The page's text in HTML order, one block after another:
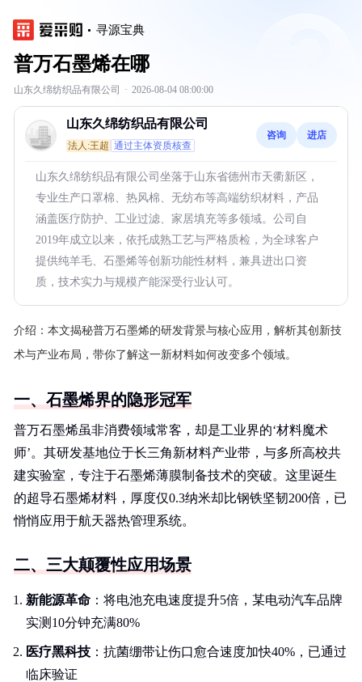
寻源宝典
普万石墨烯在哪
山东久绵纺织品有限公司 · 2026-08-04 08:00:00
山东久绵纺织品有限公司
法人:王超 通过主体资质核查
咨询 进店
山东久绵纺织品有限公司坐落于山东省德州市天衢新区，
专业生产口罩棉、热风棉、无纺布等高端纺织材料，产品
涵盖医疗防护、工业过滤、家居填充等多领域。公司自
2019年成立以来，依托成熟工艺与严格质检，为全球客户
提供纯羊毛、石墨烯等创新功能性材料，兼具进出口资
质，技术实力与规模产能深受行业认可。
介绍： 本文揭秘普万石墨烯的研发背景与核心应用，解析其创新技
术与产业布局，带你了解这一新材料如何改变多个领域。
一、石墨烯界的隐形冠军
普万石墨烯虽非消费领域常客，却是工业界的‘材料魔术
师’。其研发基地位于长三角新材料产业带，与多所高校共
建实验室，专注于石墨烯薄膜制备技术的突破。这里诞生
的超导石墨烯材料，厚度仅0.3纳米却比钢铁坚韧200倍，已
悄悄应用于航天器热管理系统。
二、三大颠覆性应用场景
新能源革命 ：将电池充电速度提升5倍，某电动汽车品牌
实测10分钟充满80%
医疗黑科技 ：抗菌绷带让伤口愈合速度加快40%，已通过
临床验证